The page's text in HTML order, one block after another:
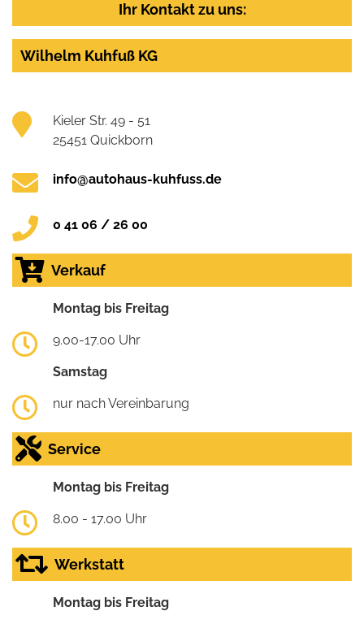
Ihr Kontakt zu uns:
Wilhelm Kuhfuß KG
Kieler Str. 49 - 51
25451 Quickborn
info@autohaus-kuhfuss.de
0 41 06 / 26 00
Verkauf
Montag bis Freitag
9.00-17.00 Uhr
Samstag
nur nach Vereinbarung
Service
Montag bis Freitag
8.00 - 17.00 Uhr
Werkstatt
Montag bis Freitag